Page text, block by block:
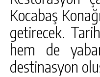
Kocabaş
getirecek.
hem de
destinasyon